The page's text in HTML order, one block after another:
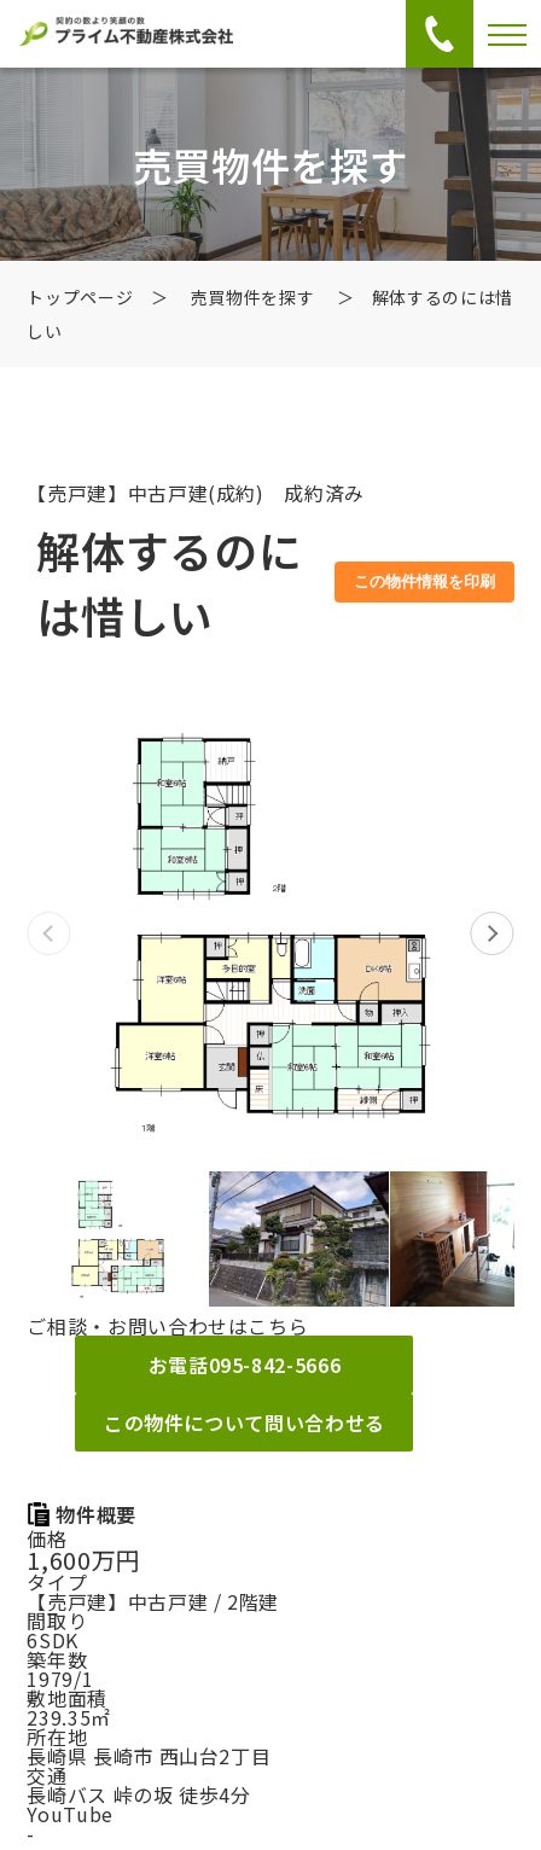
売買物件を探す
トップページ ＞ 売買物件を探す
＞ 解体するのには惜
しい
【売戸建】中古戸建(成約) 成約済み
解体するのに
は惜しい
この物件情報を印刷
ご相談・お問い合わせはこちら
お電話095-842-5666
この物件について問い合わせる
物件概要
価格
1,600万円
タイプ
【売戸建】中古戸建 / 2階建
間取り
6SDK
築年数
1979/1
敷地面積
239.35㎡
所在地
長崎県 長崎市 西山台2丁目
交通
長崎バス 峠の坂 徒歩4分
YouTube
-